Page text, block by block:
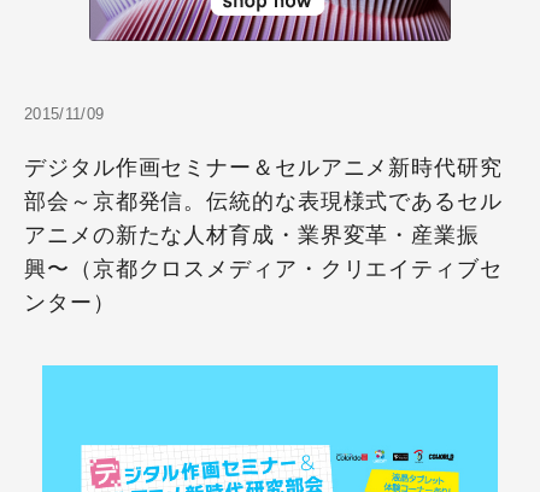
2015/11/09
デジタル作画セミナー＆セルアニメ新時代研究
部会～京都発信。伝統的な表現様式であるセル
アニメの新たな人材育成・業界変革・産業振
興〜（京都クロスメディア・クリエイティブセ
ンター）